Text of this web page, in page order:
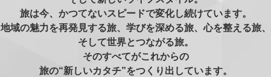
旅は今、かつてないスピードで変化し続けています。
地域の魅力を再発見する旅、学びを深める旅、心を整える旅、
そして世界とつながる旅。
そのすべてがこれからの
旅の“新しいカタチ”をつくり出しています。